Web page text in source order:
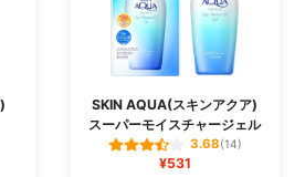
SKIN AQUA(スキンアクア)
スーパーモイスチャージェル
3.68(14)
¥531